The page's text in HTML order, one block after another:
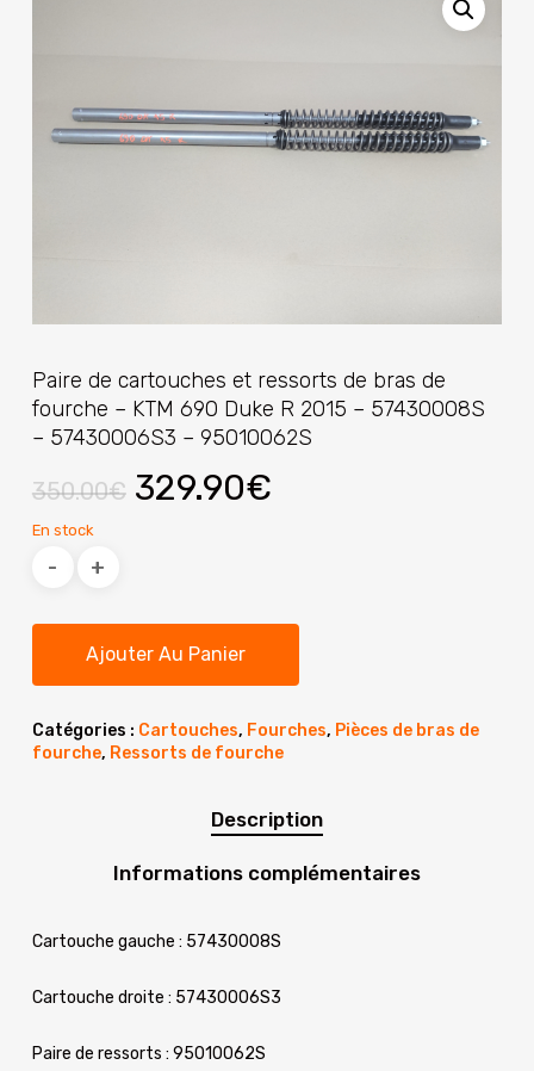
Paire de cartouches et ressorts de bras de
fourche – KTM 690 Duke R 2015 – 57430008S
– 57430006S3 – 95010062S
350.00€ Le
350.00€.
329.90€Le
329.90€.
En stock
Ajouter Au Panier
Catégories : Cartouches, Fourches, Pièces de bras de
fourche, Ressorts de fourche
Description
Informations complémentaires
Cartouche gauche : 57430008S
Cartouche droite : 57430006S3
Paire de ressorts : 95010062S